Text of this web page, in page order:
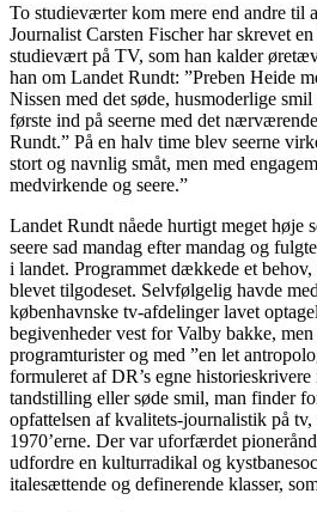
To studieværter kom mere end andre til
Journalist Carsten Fischer har skrevet
studievært på TV, som han kalder
han om Landet Rundt: ”Preben Heide
Nissen med det søde, husmoderlige
første ind på seerne med det
Rundt.” På en halv time blev seerne
stort og navnlig småt, men med
medvirkende og seere.”
Landet Rundt nåede hurtigt meget høje
seere sad mandag efter mandag og
i landet. Programmet dækkede et
blevet tilgodeset. Selvfølgelig havde
københavnske tv-afdelinger lavet
begivenheder vest for Valby bakke,
programturister og med ”en let
formuleret af DR’s egne
tandstilling eller søde smil, man finder
opfattelsen af kvalitets-journalistik på
1970’erne. Der var uforfærdet
udfordre en kulturradikal og
italesættende og definerende klasser,